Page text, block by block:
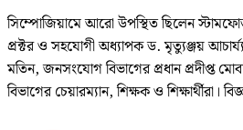
সিম্পোজিয়ামে আরো উপস্থিত ছিলেন স্টামফোর্ড
প্রক্টর ও সহযোগী অধ্যাপক ড. মৃত্যুঞ্জয়
মতিন, জনসংযোগ বিভাগের প্রধান প্রদীপ্ত
বিভাগের চেয়ারম্যান, শিক্ষক ও শিক্ষার্থীরা।